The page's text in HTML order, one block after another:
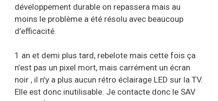
développement durable on repassera mais au
moins le problème a été résolu avec beaucoup
d’efficacité.
1 an et demi plus tard, rebelote mais cette fois ça
n’est pas un pixel mort, mais carrément un écran
noir , il n’y a plus aucun rétro éclairage LED sur la TV.
Elle est donc inutilisable. Je contacte donc le SAV